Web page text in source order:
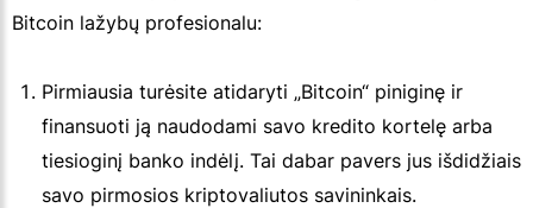
Bitcoin lažybų profesionalu:
Pirmiausia turėsite atidaryti „Bitcoin“ piniginę ir
finansuoti ją naudodami savo kredito kortelę arba
tiesioginį banko indėlį. Tai dabar pavers jus išdidžiais
savo pirmosios kriptovaliutos savininkais.